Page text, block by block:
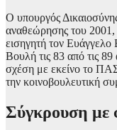
Ο υπουργός
αναθεώρησης του
εισηγητή τον Ευάγγελο
Βουλή τις 83 από τις 89
σχέση με εκείνο το
την κοινοβουλευτική
Σύγκρουση με